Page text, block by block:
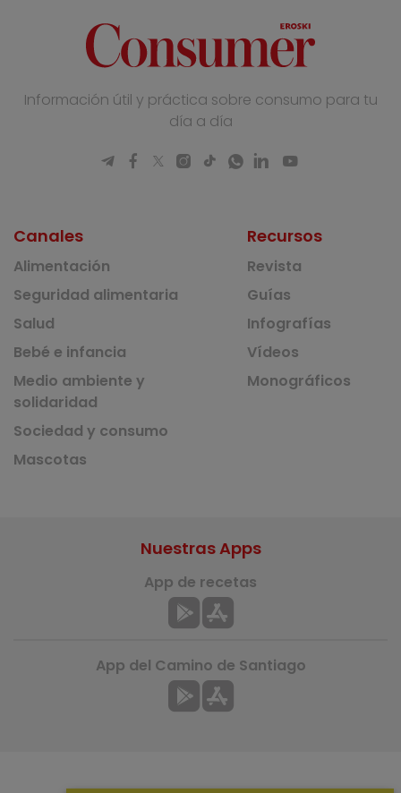
Información útil y práctica sobre consumo para tu
día a día
Canales
Alimentación
Seguridad alimentaria
Salud
Bebé e infancia
Medio ambiente y
solidaridad
Sociedad y consumo
Mascotas
Recursos
Revista
Guías
Infografías
Vídeos
Monográficos
Nuestras Apps
App de recetas
App del Camino de Santiago